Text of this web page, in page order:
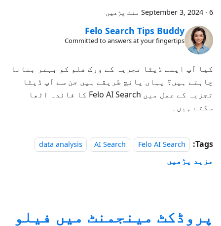
September 3, 2024 · 6 منٹ پڑھیں
Felo Search Tips Buddy
Committed to answers at your fingertips
کیا آپ اپنے ڈیٹا تجزیہ کے ورک فلو کو بہتر بنانا
چاہتے ہیں؟ یہاں پانچ طریقے ہیں جن سے آپ ڈیٹا
تجزیہ کے عمل میں Felo AI Search کا فائدہ اٹھا
سکتے ہیں۔
Tags:
Felo AI Search
AI Search
data analysis
مزید پڑھیں
پروڈکٹ مینجمنٹ میں فیلو